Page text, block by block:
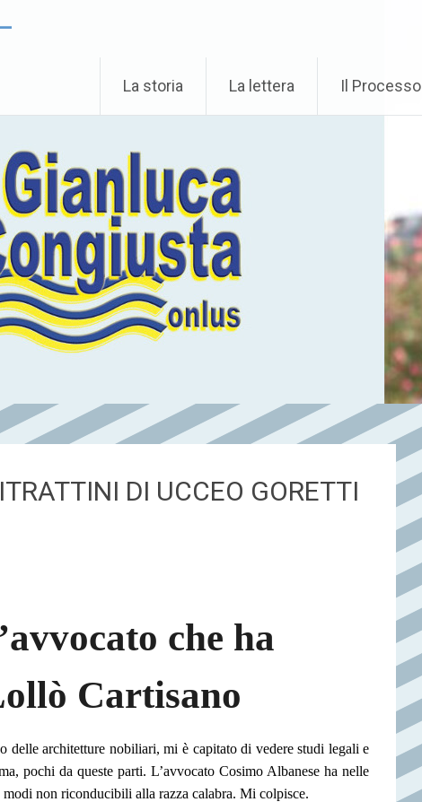
La storia La lettera Il Processo
DI UCCEO GORETTI
che ha
Cartisano
delle architetture nobiliari, mi è capitato di vedere studi legali e
pochi da queste parti.L’avvocato Cosimo Albanese ha nelle
modi non riconducibili alla razza calabra. Mi colpisce.